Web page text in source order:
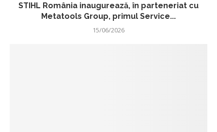
STIHL România inaugurează, în parteneriat cu
Metatools Group, primul Service...
15/06/2026